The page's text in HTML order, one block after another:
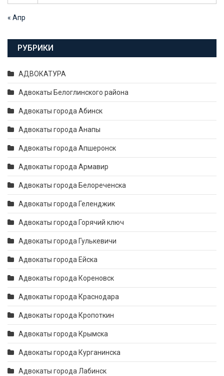
« Апр
РУБРИКИ
АДВОКАТУРА
Адвокаты Белоглинского района
Адвокаты города Абинск
Адвокаты города Анапы
Адвокаты города Апшеронск
Адвокаты города Армавир
Адвокаты города Белореченска
Адвокаты города Геленджик
Адвокаты города Горячий ключ
Адвокаты города Гулькевичи
Адвокаты города Ейска
Адвокаты города Кореновск
Адвокаты города Краснодара
Адвокаты города Кропоткин
Адвокаты города Крымска
Адвокаты города Курганинска
Адвокаты города Лабинск